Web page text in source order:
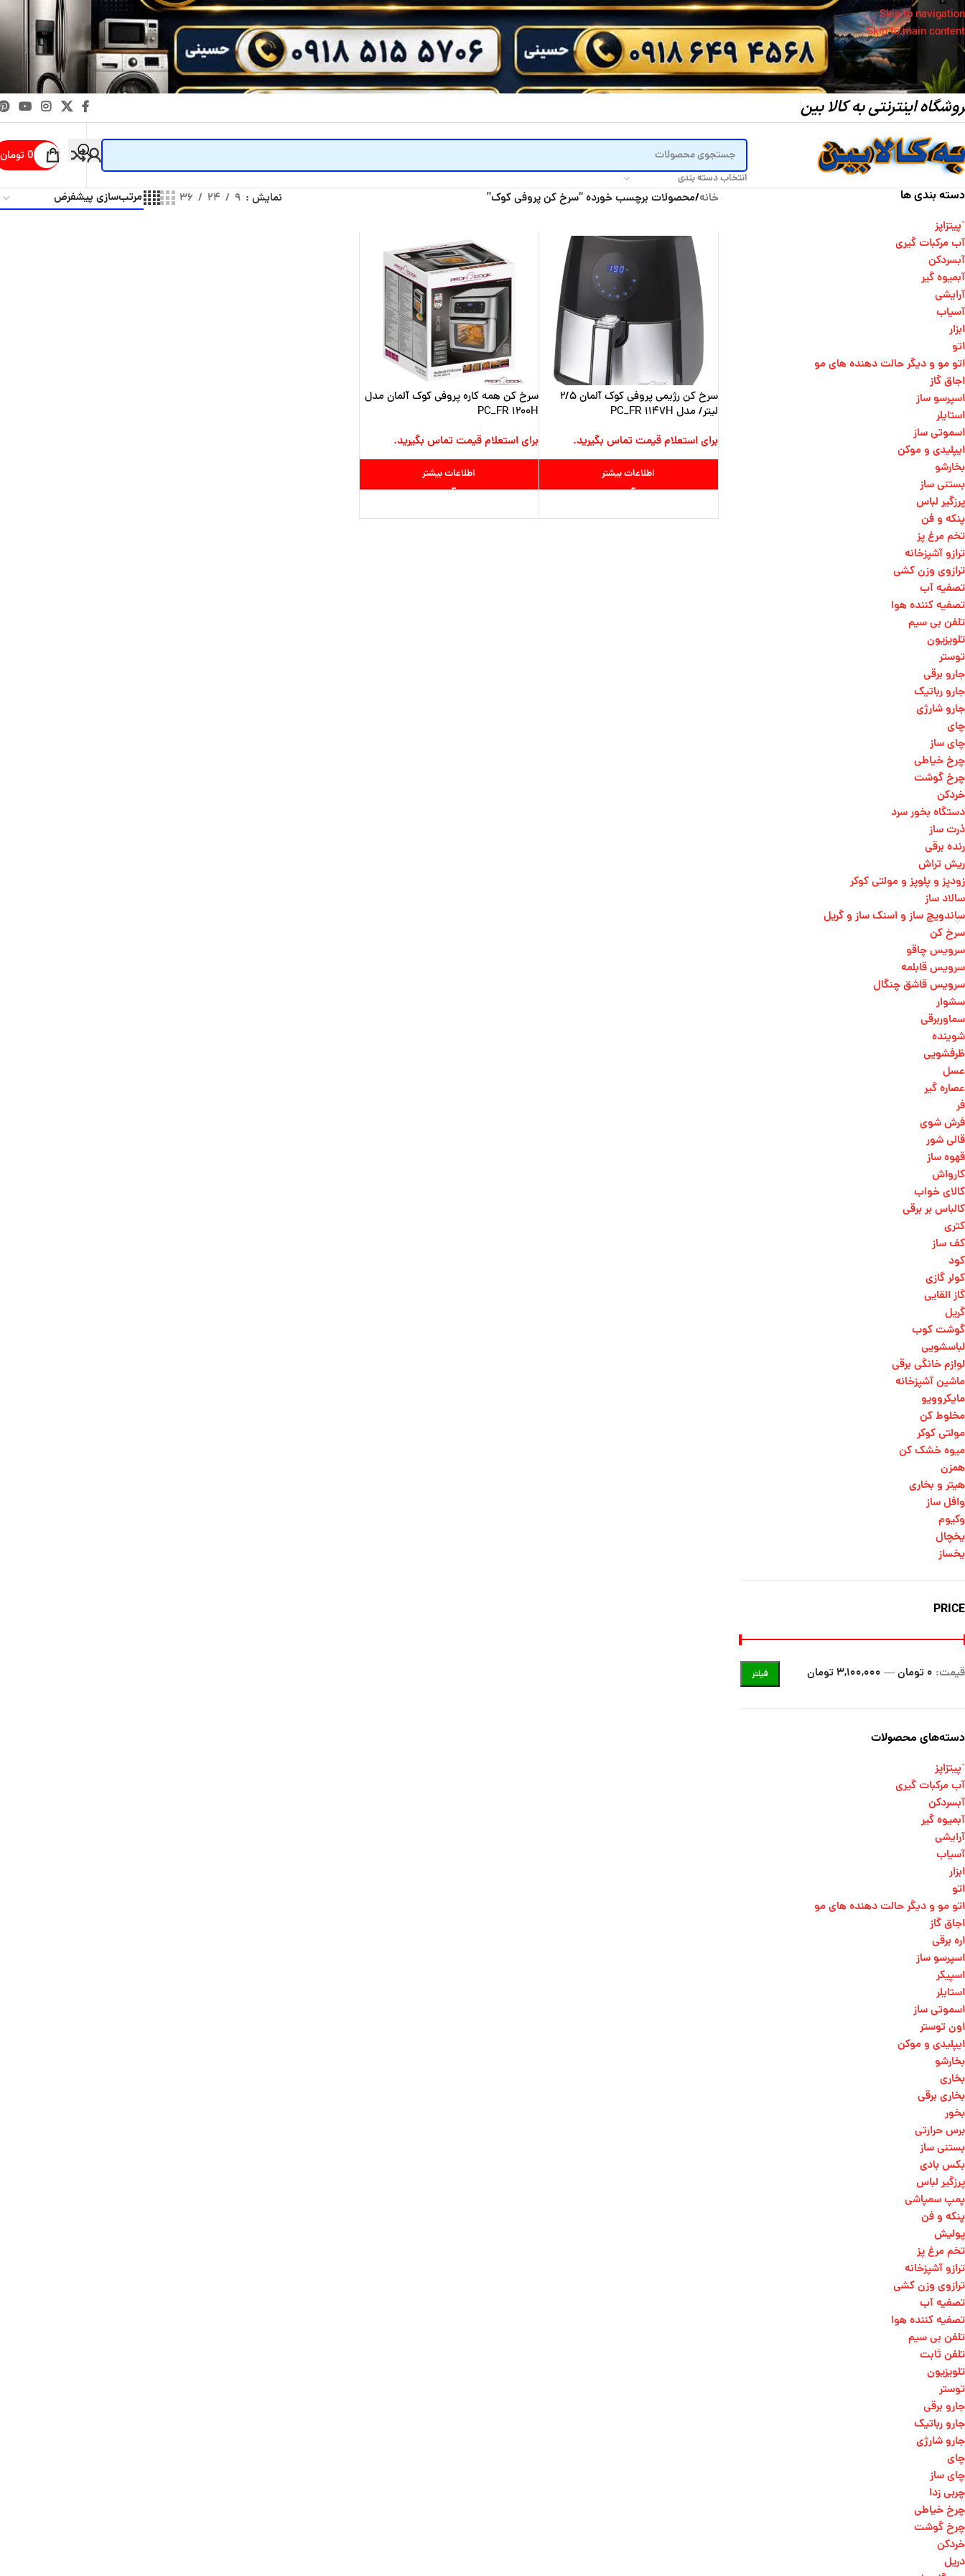
Skip to navigation
Skip to main content
اینترنتی به کالا بین
انتخاب دسته بندی
0 تومان
دسته بندی ها
`پیتزاپز
آب مرکبات گیری
آبسردکن
آبمیوه گیر
آرایشی
آسیاب
ابزار
اتو
اتو مو و دیگر حالت دهنده های مو​
اجاق گاز
اسپرسو ساز
استایلر
اسموتی ساز
ایپلیدی و موکن
بخارشو
بستنی ساز
پرزگیر لباس
پنکه و فن
تخم مرغ پز
ترازو آشپزخانه
ترازوی وزن کشی​
تصفیه آب
تصفیه کننده هوا
تلفن بی سیم
تلویزیون
توستر
جارو برقی
جارو رباتیک
جارو شارژی
چای
چای ساز
چرخ خیاطی
چرخ گوشت
خردکن
دستگاه بخور سرد
ذرت ساز
رنده برقی
ریش تراش
زودپز و پلوپز و مولتی کوکر
سالاد ساز
ساندویچ ساز و اسنک ساز و گریل
سرخ کن
سرویس چاقو
سرویس قابلمه
سرویس قاشق چنگال
سشوار
سماوربرقی
شوینده
ظرفشویی
عسل
عصاره گیر
فر
فرش شوی
قالی شور
قهوه ساز
کارواش
کالای خواب
کالباس بر برقی
کتری
کف ساز
کود
کولر گازی
گاز القایی
گریل
گوشت کوب
لباسشویی
لوازم خانگی برقی
ماشین آشپزخانه
مایکروویو
مخلوط کن
مولتی کوکر
میوه خشک کن
همزن
هیتر و بخاری
وافل ساز
وکیوم
یخچال
یخساز
PRICE
فیلتر قیمت: 0 تومان — 3,100,000 تومان
دسته‌های محصولات
`پیتزاپز
آب مرکبات گیری
آبسردکن
آبمیوه گیر
آرایشی
آسیاب
ابزار
اتو
اتو مو و دیگر حالت دهنده های مو​
اجاق گاز
اره برقی
اسپرسو ساز
اسپیکر
استایلر
اسموتی ساز
اون توستر
ایپلیدی و موکن
بخارشو
بخاری
بخاری برقی
بخور
برس حرارتی
بستنی ساز
بکس بادی
پرزگیر لباس
پمپ سمپاشی
پنکه و فن
پولیش
تخم مرغ پز
ترازو آشپزخانه
ترازوی وزن کشی​
تصفیه آب
تصفیه کننده هوا
تلفن بی سیم
تلفن ثابت
تلویزیون
توستر
جارو برقی
جارو رباتیک
جارو شارژی
چای
چای ساز
چربی زدا
چرخ خیاطی
چرخ گوشت
خردکن
دریل
خانه/محصولات برچسب خورده “سرخ کن پروفی کوک” نمایش ۹ ۲۴ ۳۶
سرخ کن رژیمی پروفی کوک آلمان 2/5
لیتر/ مدل PC_FR 1147H
برای استعلام قیمت تماس بگیرید.
اطلاعات بیشتر
سرخ کن همه کاره پروفی کوک آلمان مدل
PC_FR 1200H
برای استعلام قیمت تماس بگیرید.
اطلاعات بیشتر